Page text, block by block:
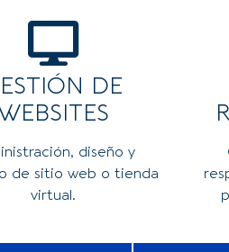
DE
diseño y
de sitio web o tienda
virtual.